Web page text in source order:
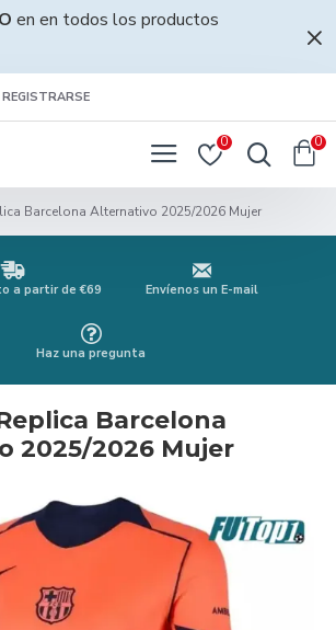
en en todos los productos
REGISTRARSE
0 0
Barcelona Alternativo 2025/2026 Mujer
a partir de €69 Envíenos un E-mail
Haz una pregunta
Barcelona
2025/2026 Mujer